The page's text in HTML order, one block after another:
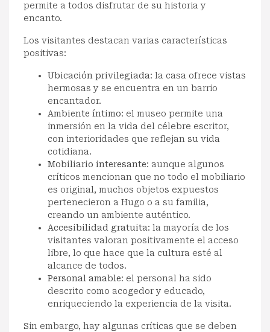
permite a todos disfrutar de su historia y
encanto.
Los visitantes destacan varias características
positivas:
Ubicación privilegiada: la casa ofrece vistas
hermosas y se encuentra en un barrio
encantador.
Ambiente íntimo: el museo permite una
inmersión en la vida del célebre escritor,
con interioridades que reflejan su vida
cotidiana.
Mobiliario interesante: aunque algunos
críticos mencionan que no todo el mobiliario
es original, muchos objetos expuestos
pertenecieron a Hugo o a su familia,
creando un ambiente auténtico.
Accesibilidad gratuita: la mayoría de los
visitantes valoran positivamente el acceso
libre, lo que hace que la cultura esté al
alcance de todos.
Personal amable: el personal ha sido
descrito como acogedor y educado,
enriqueciendo la experiencia de la visita.
Sin embargo, hay algunas críticas que se deben